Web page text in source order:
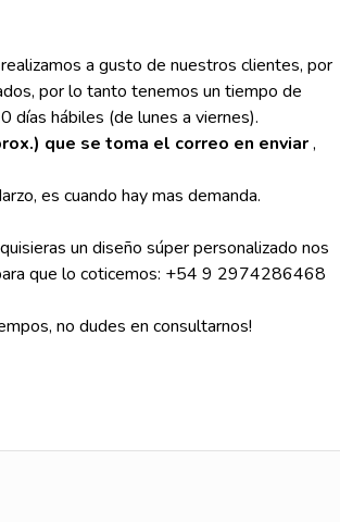
a gusto de nuestros clientes, por
por lo tanto tenemos un tiempo de
días hábiles (de lunes a viernes).
que se toma el correo en enviar,
es cuando hay mas demanda.
un diseño súper personalizado nos
que lo coticemos: +54 9 2974286468
no dudes en consultarnos!